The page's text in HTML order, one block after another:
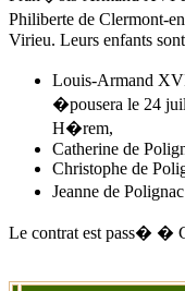
Philiberte de Clermont-
Virieu. Leurs enfants
Louis-Armand
�pousera le 24
H�rem,
Catherine de
Christophe de
Jeanne de
Le contrat est pass� �